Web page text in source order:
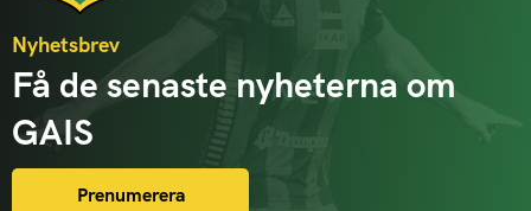
Nyhetsbrev
Få de senaste nyheterna om
GAIS
Prenumerera